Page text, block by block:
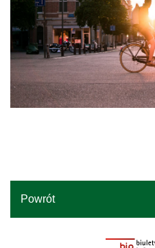
Powrót